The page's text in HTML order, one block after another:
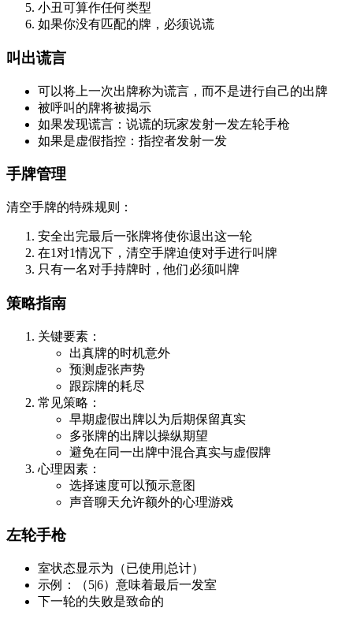
小丑可算作任何类型
如果你没有匹配的牌，必须说谎
叫出谎言
可以将上一次出牌称为谎言，而不是进行自己的出牌
被呼叫的牌将被揭示
如果发现谎言：说谎的玩家发射一发左轮手枪
如果是虚假指控：指控者发射一发
手牌管理
清空手牌的特殊规则：
安全出完最后一张牌将使你退出这一轮
在1对1情况下，清空手牌迫使对手进行叫牌
只有一名对手持牌时，他们必须叫牌
策略指南
关键要素：
出真牌的时机意外
预测虚张声势
跟踪牌的耗尽
常见策略：
早期虚假出牌以为后期保留真实
多张牌的出牌以操纵期望
避免在同一出牌中混合真实与虚假牌
心理因素：
选择速度可以预示意图
声音聊天允许额外的心理游戏
左轮手枪
室状态显示为（已使用|总计）
示例：（5|6）意味着最后一发室
下一轮的失败是致命的